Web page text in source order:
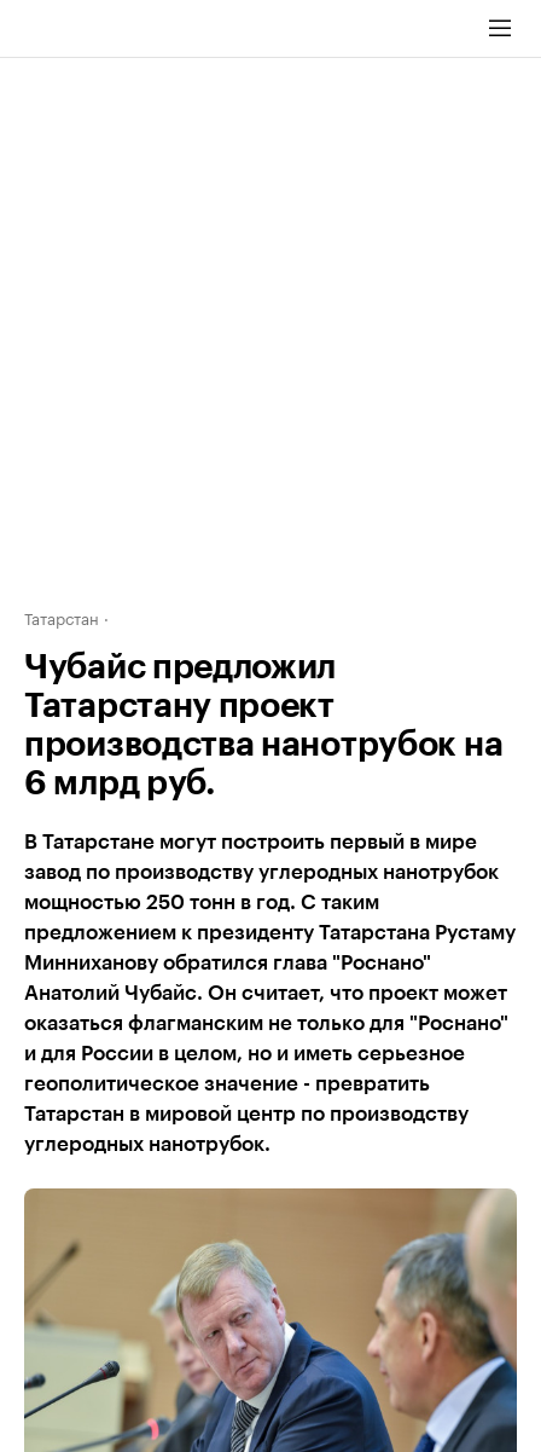
Татарстан
Чубайс предложил
Татарстану проект
производства нанотрубок на
6 млрд руб.
В Татарстане могут построить первый в мире
завод по производству углеродных нанотрубок
мощностью 250 тонн в год. С таким
предложением к президенту Татарстана Рустаму
Минниханову обратился глава "Роснано"
Анатолий Чубайс. Он считает, что проект может
оказаться флагманским не только для "Роснано"
и для России в целом, но и иметь серьезное
геополитическое значение - превратить
Татарстан в мировой центр по производству
углеродных нанотрубок.